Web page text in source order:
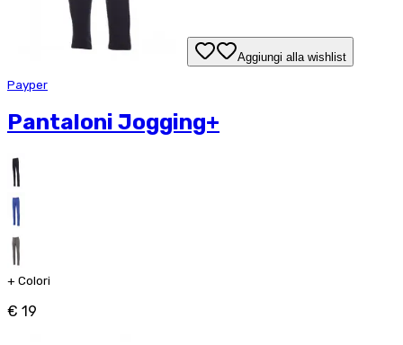
Aggiungi alla wishlist
Payper
Pantaloni Jogging+
+ Colori
€ 19